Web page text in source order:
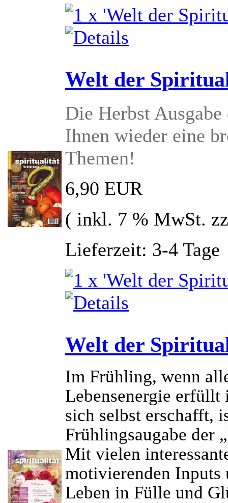
Welt der
Die Herbst
Ihnen wieder eine
Themen!
6,90 EUR
( inkl. 7 % MwSt.
Lieferzeit: 3-4 Tage
Welt der
Im Frühling, wenn
Lebensenergie erfüllt
sich selbst erschafft,
Frühlingsaugabe der
Mit vielen
motivierenden
Leben in Fülle und